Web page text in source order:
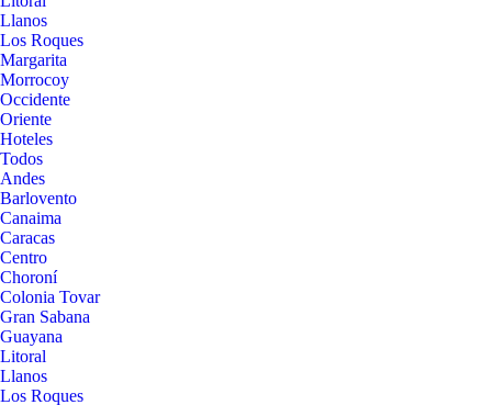
Llanos
Los Roques
Margarita
Morrocoy
Occidente
Oriente
Hoteles
Todos
Andes
Barlovento
Canaima
Caracas
Centro
Choroní
Colonia Tovar
Gran Sabana
Guayana
Litoral
Llanos
Los Roques